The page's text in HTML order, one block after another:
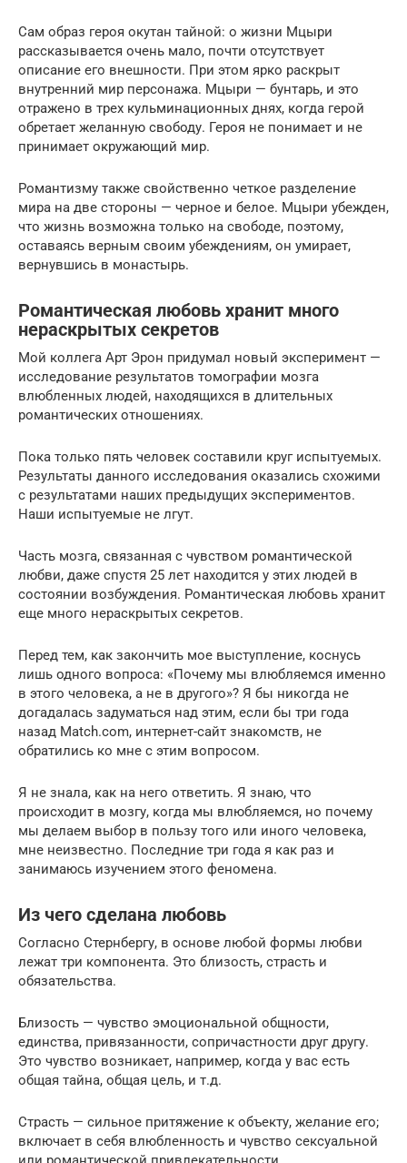
Сам образ героя окутан тайной: о жизни Мцыри
рассказывается очень мало, почти отсутствует
описание его внешности. При этом ярко раскрыт
внутренний мир персонажа. Мцыри — бунтарь, и это
отражено в трех кульминационных днях, когда герой
обретает желанную свободу. Героя не понимает и не
принимает окружающий мир.
Романтизму также свойственно четкое разделение
мира на две стороны — черное и белое. Мцыри убежден,
что жизнь возможна только на свободе, поэтому,
оставаясь верным своим убеждениям, он умирает,
вернувшись в монастырь.
Романтическая любовь хранит много
нераскрытых секретов
Мой коллега Арт Эрон придумал новый эксперимент —
исследование результатов томографии мозга
влюбленных людей, находящихся в длительных
романтических отношениях.
Пока только пять человек составили круг испытуемых.
Результаты данного исследования оказались схожими
с результатами наших предыдущих экспериментов.
Наши испытуемые не лгут.
Часть мозга, связанная с чувством романтической
любви, даже спустя 25 лет находится у этих людей в
состоянии возбуждения. Романтическая любовь хранит
еще много нераскрытых секретов.
Перед тем, как закончить мое выступление, коснусь
лишь одного вопроса: «Почему мы влюбляемся именно
в этого человека, а не в другого»? Я бы никогда не
догадалась задуматься над этим, если бы три года
назад Match.com, интернет-сайт знакомств, не
обратились ко мне с этим вопросом.
Я не знала, как на него ответить. Я знаю, что
происходит в мозгу, когда мы влюбляемся, но почему
мы делаем выбор в пользу того или иного человека,
мне неизвестно. Последние три года я как раз и
занимаюсь изучением этого феномена.
Из чего сделана любовь
Согласно Стернбергу, в основе любой формы любви
лежат три компонента. Это близость, страсть и
обязательства.
Близость — чувство эмоциональной общности,
единства, привязанности, сопричастности друг другу.
Это чувство возникает, например, когда у вас есть
общая тайна, общая цель, и т.д.
Страсть — сильное притяжение к объекту, желание его;
включает в себя влюбленность и чувство сексуальной